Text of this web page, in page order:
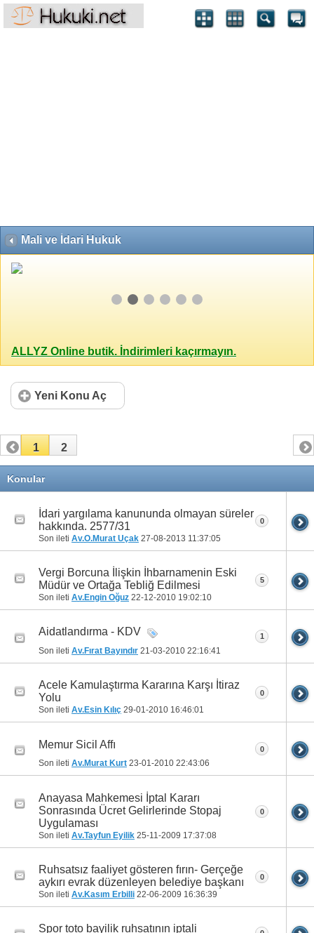
Mali ve İdari Hukuk
ALLYZ Online butik. İndirimleri kaçırmayın.
Yeni Konu Aç
1 2
Konular
İdari yargılama kanununda olmayan süreler
hakkında. 2577/31
Son ileti Av.O.Murat Uçak 27-08-2013 11:37:05
0
Vergi Borcuna İlişkin İhbarnamenin Eski
Müdür ve Ortağa Tebliğ Edilmesi
Son ileti Av.Engin Oğuz 22-12-2010 19:02:10
5
Aidatlandırma - KDV
Son ileti Av.Fırat Bayındır 21-03-2010 22:16:41
1
Acele Kamulaştırma Kararına Karşı İtiraz
Yolu
Son ileti Av.Esin Kılıç 29-01-2010 16:46:01
0
Memur Sicil Affı
Son ileti Av.Murat Kurt 23-01-2010 22:43:06
0
Anayasa Mahkemesi İptal Kararı
Sonrasında Ücret Gelirlerinde Stopaj
Uygulaması
Son ileti Av.Tayfun Eyilik 25-11-2009 17:37:08
0
Ruhsatsız faaliyet gösteren fırın- Gerçeğe
aykırı evrak düzenleyen belediye başkanı
Son ileti Av.Kasım Erbilli 22-06-2009 16:36:39
0
Spor toto bayilik ruhsatının iptali